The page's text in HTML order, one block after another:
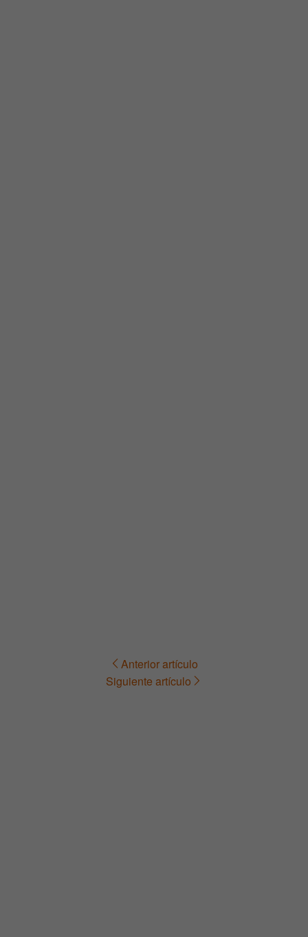
Navegación Anterior artículo
Siguiente artículo